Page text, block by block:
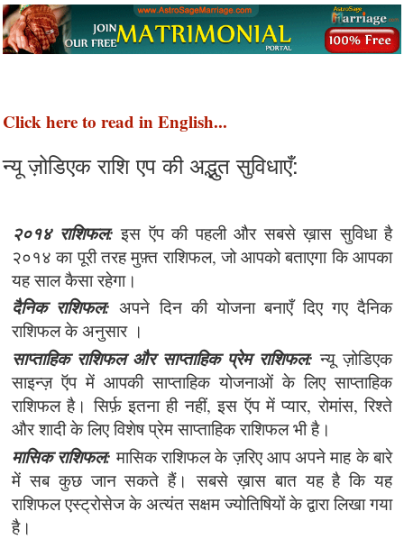
Click here to read in English...
न्यू ज़ोडिएक राशि एप की अद्भुत सुविधाएँ:
२०१४ राशिफल: इस ऍप की पहली और सबसे ख़ास सुविधा है
२०१४ का पूरी तरह मुफ़्त राशिफल, जो आपको बताएगा कि आपका
यह साल कैसा रहेगा।
दैनिक राशिफल: अपने दिन की योजना बनाएँ दिए गए दैनिक
राशिफल के अनुसार ।
साप्ताहिक राशिफल और साप्ताहिक प्रेम राशिफल: न्यू ज़ोडिएक
साइन्ज़ ऍप में आपकी साप्ताहिक योजनाओं के लिए साप्ताहिक
राशिफल है। सिर्फ़ इतना ही नहीं, इस ऍप में प्यार, रोमांस, रिश्ते
और शादी के लिए विशेष प्रेम साप्ताहिक राशिफल भी है।
मासिक राशिफल: मासिक राशिफल के ज़रिए आप अपने माह के बारे
में सब कुछ जान सकते हैं। सबसे ख़ास बात यह है कि यह
राशिफल एस्ट्रोसेज के अत्यंत सक्षम ज्योतिषियों के द्वारा लिखा गया
है।